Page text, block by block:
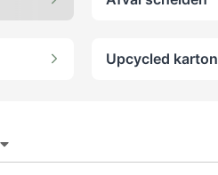
Upcycled karton